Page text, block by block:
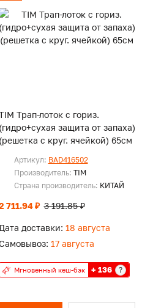
Трап-лоток с гориз.
(гидро+сухая защита от запаха)
(решетка с круг. ячейкой) 65см
Артикул: BAD416502
Производитель: TIM
Страна производитель: КИТАЙ
711.94 ₽ 3 191.85 ₽
Дата доставки: 18 августа
17 августа
Мгновенный кеш-бэк + 136 ?